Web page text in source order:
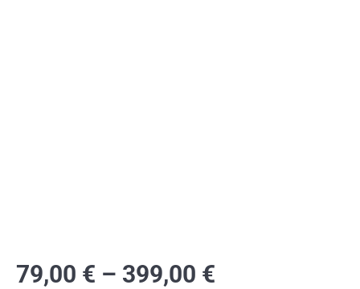
79,00 € – 399,00 €